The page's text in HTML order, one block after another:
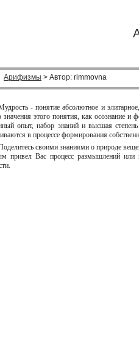
Арифизмы > Автор: rimmovna
- понятие абсолютное и
значения этого понятия, как осознание
опыт, набор знаний и высшая
в процессе формирования
своими знаниями о природе
привел Вас процесс размышлений или